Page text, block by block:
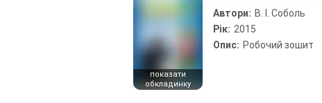
показати
обкладинку
Автори: В. І. Соболь
Рік: 2015
Опис: Робочий зошит